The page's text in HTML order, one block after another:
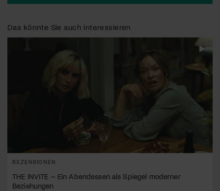
Das könnte Sie auch interessieren
REZENSIONEN
THE INVITE – Ein Abendessen als Spiegel moderner
Beziehungen